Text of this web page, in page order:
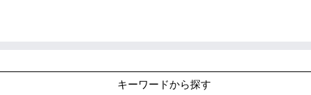
キーワードから探す